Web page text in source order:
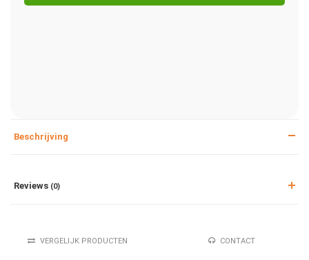
Beschrijving
Reviews (0)
VERGELIJK PRODUCTEN CONTACT